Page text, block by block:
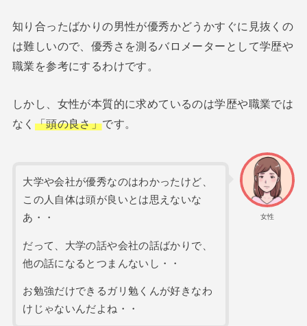
知り合ったばかりの男性が優秀かどうかすぐに見抜くの
は難しいので、優秀さを測るバロメーターとして学歴や
職業を参考にするわけです。
しかし、女性が本質的に求めているのは学歴や職業では
なく 「頭の良さ」です。
女性
大学や会社が優秀なのはわかったけど、
この人自体は頭が良いとは思えないな
あ・・
だって、大学の話や会社の話ばかりで、
他の話になるとつまんないし・・
お勉強だけできるガリ勉くんが好きなわ
けじゃないんだよね・・